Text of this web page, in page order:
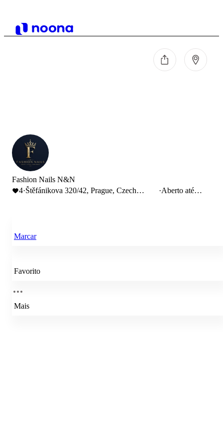
Fashion Nails N&N
4·Štěfánikova 320/42, Prague, Czech
·Aberto até
Marcar
Favorito
Mais